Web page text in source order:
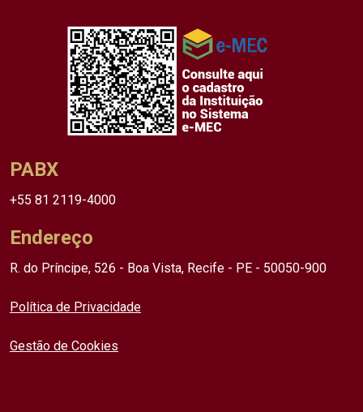
PABX
+55 81 2119-4000
Endereço
R. do Príncipe, 526 - Boa Vista, Recife - PE - 50050-900
Política de Privacidade
Gestão de Cookies